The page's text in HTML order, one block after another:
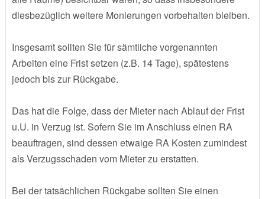
diesbezüglich weitere Monierungen vorbehalten bleiben.
Insgesamt sollten Sie für sämtliche vorgenannten
Arbeiten eine Frist setzen (z.B. 14 Tage), spätestens
jedoch bis zur Rückgabe.
Das hat die Folge, dass der Mieter nach Ablauf der Frist
u.U. in Verzug ist. Sofern Sie im Anschluss einen RA
beauftragen, sind dessen etwaige RA Kosten zumindest
als Verzugsschaden vom Mieter zu erstatten.
Bei der tatsächlichen Rückgabe sollten Sie einen